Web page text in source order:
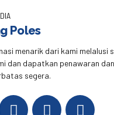
Poles
menarik dari kami melalusi
dan dapatkan penawaran dan
segera.